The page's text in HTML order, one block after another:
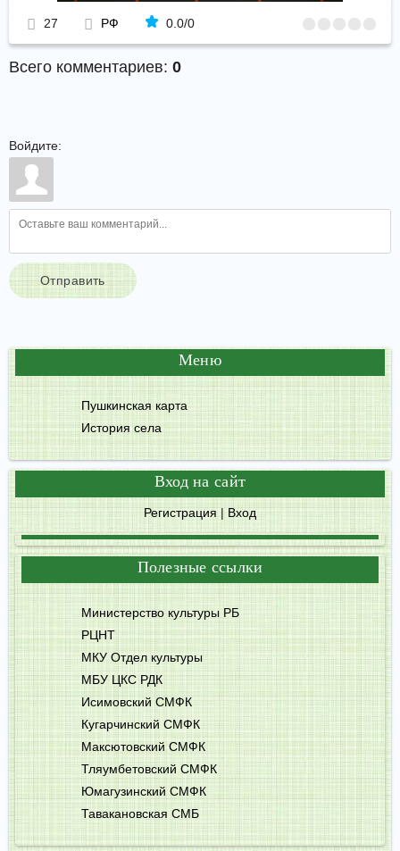
27 РФ 0.0/0
Всего комментариев: 0
Войдите:
Отправить
Меню
Пушкинская карта
История села
Вход на сайт
Регистрация| Вход
Полезные ссылки
Министерство культуры РБ
РЦНТ
МКУ Отдел культуры
МБУ ЦКС РДК
Исимовский СМФК
Кугарчинский СМФК
Максютовский СМФК
Тляумбетовский СМФК
Юмагузинский СМФК
Тавакановская СМБ